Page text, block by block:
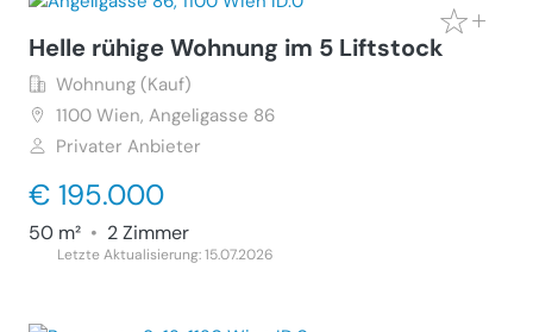
Helle rühige Wohnung im 5 Liftstock
Wohnung (Kauf)
1100 Wien, Angeligasse 86
Privater Anbieter
€ 195.000
50 m² • 2 Zimmer
Letzte Aktualisierung: 15.07.2026